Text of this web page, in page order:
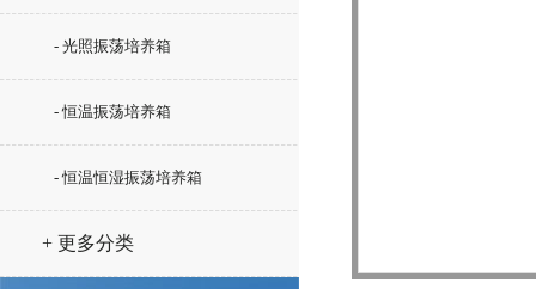
- 光照振荡培养箱
- 恒温振荡培养箱
- 恒温恒湿振荡培养箱
+ 更多分类